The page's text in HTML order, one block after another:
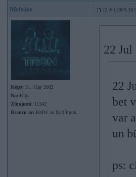
Melvins 22. Jul 2009,
Kopš: 31. May 2002
No: Rīga
Ziņojumi: 11342
Braucu ar: BMW un Daft Punk.
22
22
bet
var
un
ps: